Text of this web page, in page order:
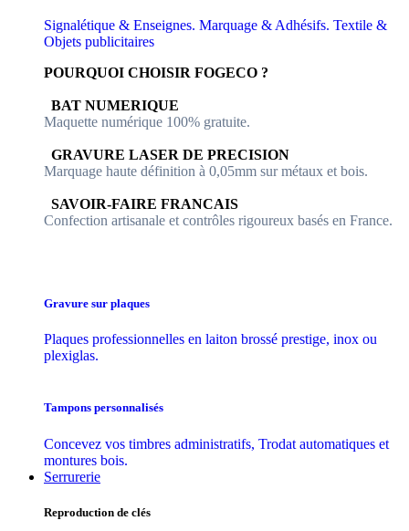
Signalétique & Enseignes. Marquage & Adhésifs. Textile &
Objets publicitaires
POURQUOI CHOISIR FOGECO ?
​​ BAT NUMERIQUE
Maquette numérique 100% ​gratuite.
​GRAVURE LASER DE PRECISION
Marquage haute définition à 0,05mm sur métaux et bois.
​SAVOIR-FAIRE FRANCAIS
Confection artisanale et contrôles ​rigoureux basés en France.
Gravure sur plaques
Plaques professionnelles en laiton brossé prestige, inox ou
plexiglas.
Tampons personnalisés
Concevez vos timbres administratifs, Trodat automatiques et
montures bois.
Serrurerie
Reproduction de clés